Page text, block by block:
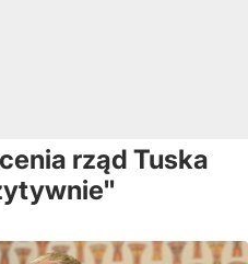
rząd Tuska